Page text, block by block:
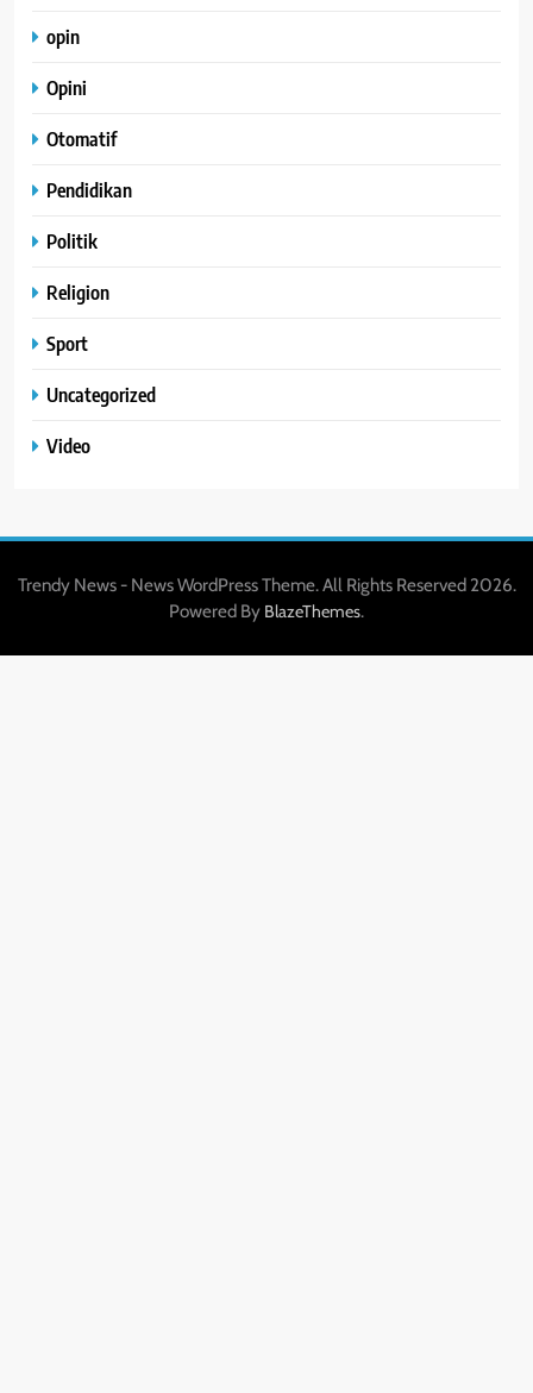
opin
Opini
Otomatif
Pendidikan
Politik
Religion
Sport
Uncategorized
Video
Trendy News - News WordPress Theme. All Rights Reserved 2026.
Powered By BlazeThemes.